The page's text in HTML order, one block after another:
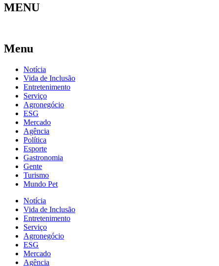
MENU
Menu
Notícia
Vida de Inclusão
Entretenimento
Serviço
Agronegócio
ESG
Mercado
Agência
Política
Esporte
Gastronomia
Gente
Turismo
Mundo Pet
Notícia
Vida de Inclusão
Entretenimento
Serviço
Agronegócio
ESG
Mercado
Agência